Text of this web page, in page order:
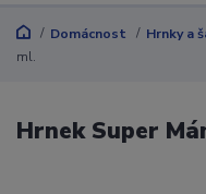
Domácnost Hrnky a
ml.
Hrnek Super